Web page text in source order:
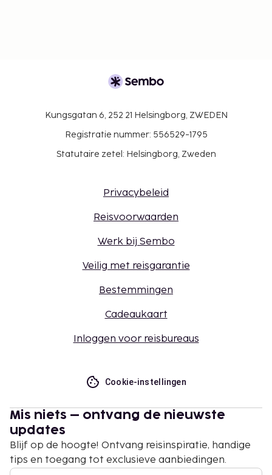
Kungsgatan 6, 252 21 Helsingborg, ZWEDEN
Registratie nummer: 556529-1795
Statutaire zetel: Helsingborg, Zweden
Privacybeleid
Reisvoorwaarden
Werk bij Sembo
Veilig met reisgarantie
Bestemmingen
Cadeaukaart
Inloggen voor reisbureaus
Cookie-instellingen
Mis niets – ontvang de nieuwste
updates
Blijf op de hoogte! Ontvang reisinspiratie, handige
tips en toegang tot exclusieve aanbiedingen.